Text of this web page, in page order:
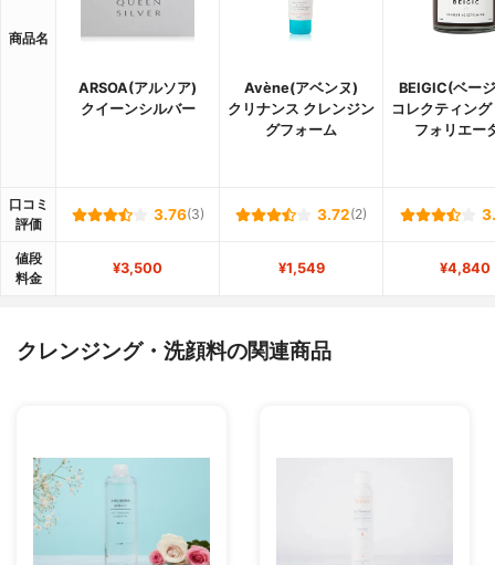
商品名
ARSOA(アルソア)
クイーンシルバー
Avène(アベンヌ)
クリナンス クレンジン
グフォーム
BEIGIC(ベー
コレクティン
フォリエー
口コミ
評価
3.76(3) 3.72(2)
値段
料金
¥3,500 ¥1,549 ¥4,840
クレンジング・洗顔料の関連商品